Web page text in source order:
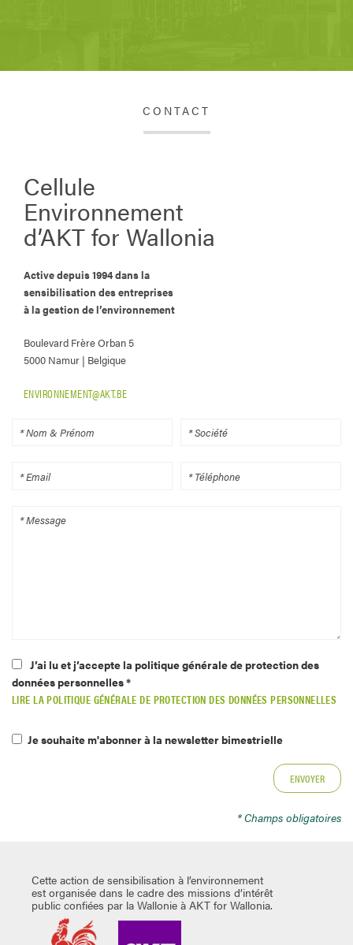
CONTACT
Cellule
Environnement
d’AKT for Wallonia
Active depuis 1994 dans la
sensibilisation des entreprises
à la gestion de l’environnement
Boulevard Frère Orban 5
5000 Namur | Belgique
ENVIRONNEMENT@AKT.BE
J’ai lu et j’accepte la politique générale de protection des
données personnelles *
LIRE LA POLITIQUE GÉNÉRALE DE PROTECTION DES DONNÉES PERSONNELLES
Je souhaite m'abonner à la newsletter bimestrielle
* Champs obligatoires
Cette action de sensibilisation à l’environnement
est organisée dans le cadre des missions d’intérêt
public confiées par la Wallonie à AKT for Wallonia.